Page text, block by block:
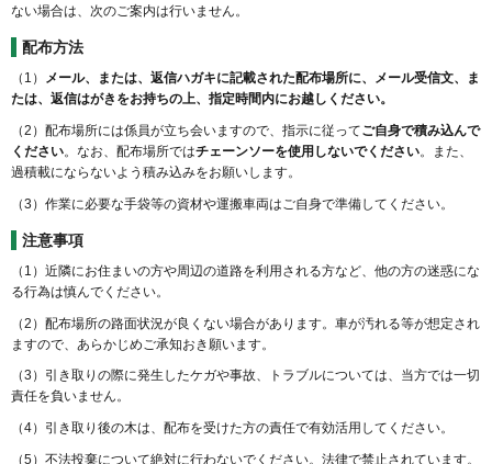
ない場合は、次のご案内は行いません。
配布方法
（1） メール、または、返信ハガキに記載された配布場所に、メール受信文、ま
たは、返信はがきをお持ちの上、指定時間内にお越しください。
（2）配布場所には係員が立ち会いますので、指示に従ってご自身で積み込んで
ください。なお、配布場所ではチェーンソーを使用しないでください。また、
過積載にならないよう積み込みをお願いします。
（3）作業に必要な手袋等の資材や運搬車両はご自身で準備してください。
注意事項
（1）近隣にお住まいの方や周辺の道路を利用される方など、他の方の迷惑にな
る行為は慎んでください。
（2）配布場所の路面状況が良くない場合があります。車が汚れる等が想定され
ますので、あらかじめご承知おき願います。
（3）引き取りの際に発生したケガや事故、トラブルについては、当方では一切
責任を負いません。
（4）引き取り後の木は、配布を受けた方の責任で有効活用してください。
（5）不法投棄について絶対に行わないでください。法律で禁止されています。